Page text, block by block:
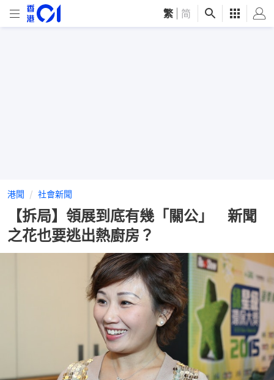
繁 简
港聞 社會新聞
【拆局】領展到底有幾「關公」 新聞
之花也要逃出熱廚房？